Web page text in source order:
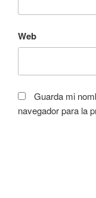
Web
Guarda mi
navegador para la